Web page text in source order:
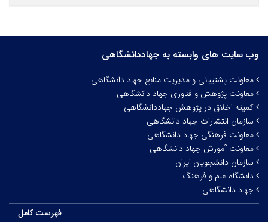
وب سایت های وابسته به جهاددانشگاهی
معاونت پشتیبانی و مدیریت منابع جهاد دانشگاهی
معاونت پژوهش و فناوری جهاد دانشگاهی
کمیته اخلاق در پژوهش جهاددانشگاهی
سازمان انتشارات جهاد دانشگاهی
معاونت فرهنگی جهاد دانشگاهی
معاونت آموزش جهاد دانشگاهی
سازمان دانشجویان ایران
دانشگاه علم و فرهنگ
جهاد دانشگاهی
فهرست کامل